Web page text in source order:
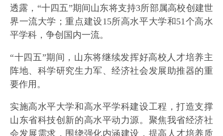
透露，“十四五”期间山东将支持3所部属高校创建世
界一流大学；重点建设15所高水平大学和51个高水
平学科，争创国内一流。
“十四五”期间，山东将继续发挥好高校人才培养主
阵地、科学研究生力军、经济社会发展助推器的重
要作用。
实施高水平大学和高水平学科建设工程，打造支撑
山东省科技创新的高水平动力源。聚焦我省经济社
会发展需求，围绕强化内涵建设，提高人才培养质